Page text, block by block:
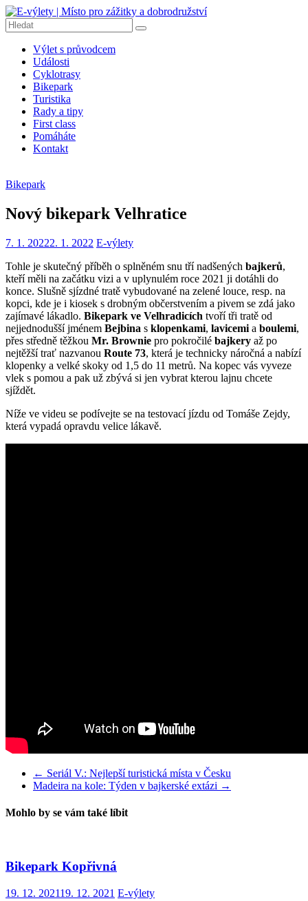
Přeskočit
na
obsah
E-
výlety
Místo
pro
zážitky
dobrodružství
výlety
Dobrodružné
výlety
kolech,
turistiku,
tipy
na
výlety,
cyklotrasy,
bike
parky,
zajímavá
turistická
místa,
výlety
turistickým
průvodcem
Výlet s průvodcem
Události
Cyklotrasy
Bikepark
Turistika
Rady a tipy
First class
Pomáháte
Kontakt
Bikepark
Nový bikepark Velhratice
7. 1. 20222. 1. 2022 E-výlety
Tohle je skutečný příběh o splněném snu tří nadšených bajkerů,
kteří měli na začátku vizi a v uplynulém roce 2021 ji dotáhli do
konce. Slušně sjízdné tratě vybudované na zelené louce, resp. na
kopci, kde je i kiosek s drobným občerstvením a pivem se zdá jako
zajímavé lákadlo. Bikepark ve Velhradicích tvoří tři tratě od
nejjednodušší jménem Bejbina s klopenkami, lavicemi a boulemi,
přes středně těžkou Mr. Brownie pro pokročilé bajkery až po
nejtěžší trať nazvanou Route 73, která je technicky náročná a nabízí
klopenky a velké skoky od 1,5 do 11 metrů. Na kopec vás vyveze
vlek s pomou a pak už zbývá si jen vybrat kterou lajnu chcete
sjíždět.
Níže ve videu se podívejte se na testovací jízdu od Tomáše Zejdy,
která vypadá opravdu velice lákavě.
← Seriál V.: Nejlepší turistická místa v Česku
Madeira na kole: Týden v bajkerské extázi →
Mohlo by se vám také líbit
Bikepark Kopřivná
19. 12. 202119. 12. 2021 E-výlety